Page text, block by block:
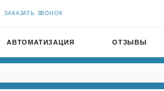
ЗАКАЗАТЬ ЗВОНОК
АВТОМАТИЗАЦИЯ ОТЗЫВЫ